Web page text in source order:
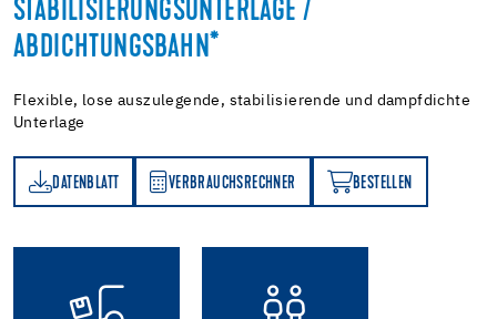
STABILISIERUNGSUNTERLAGE /
ABDICHTUNGSBAHN*
Flexible, lose auszulegende, stabilisierende und dampfdichte
Unterlage
DATENBLATT VERBRAUCHSRECHNER BESTELLEN
BESTELLEN